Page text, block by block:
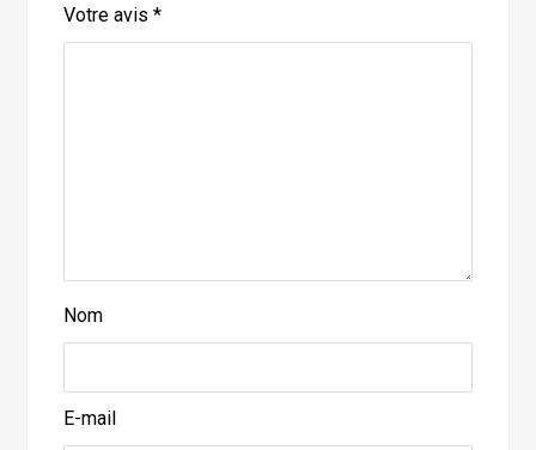
Votre avis*
Nom
E-mail